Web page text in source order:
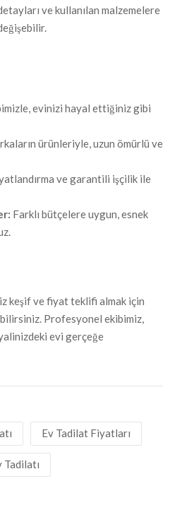
ve kullanılan malzemelere
evinizi hayal ettiğiniz gibi
ürünleriyle, uzun ömürlü ve
ve garantili işçilik ile
Farklı bütçelere uygun, esnek
keşif ve fiyat teklifi almak için
Profesyonel ekibimiz,
evi gerçeğe
Ev Tadilat Fiyatları
Tadilatı